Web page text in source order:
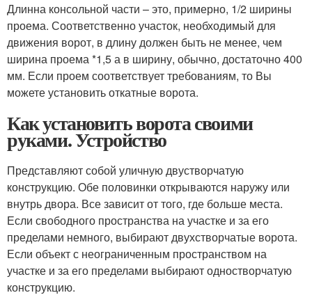
Длинна консольной части – это, примерно, 1/2 ширины
проема. Соответственно участок, необходимый для
движения ворот, в длину должен быть не менее, чем
ширина проема *1,5 а в ширину, обычно, достаточно 400
мм. Если проем соответствует требованиям, то Вы
можете установить откатные ворота.
Как установить ворота своими
руками. Устройство
Представляют собой уличную двустворчатую
конструкцию. Обе половинки открываются наружу или
внутрь двора. Все зависит от того, где больше места.
Если свободного пространства на участке и за его
пределами немного, выбирают двухстворчатые ворота.
Если объект с неограниченным пространством на
участке и за его пределами выбирают одностворчатую
конструкцию.